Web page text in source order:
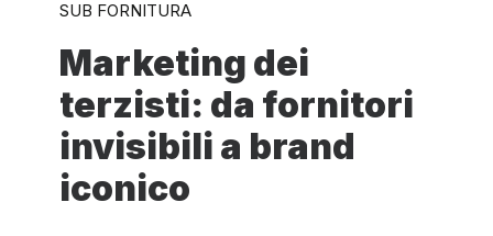
SUB FORNITURA
Marketing dei
terzisti: da fornitori
invisibili a brand
iconico